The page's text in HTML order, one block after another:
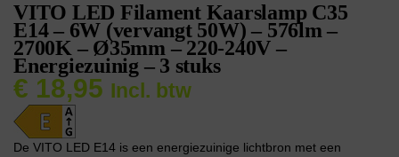
VITO LED Filament Kaarslamp C35
E14 – 6W (vervangt 50W) – 576lm –
2700K – Ø35mm – 220-240V –
Energiezuinig – 3 stuks
€ 18,95 Incl. btw
De VITO LED E14 is een energiezuinige lichtbron met een